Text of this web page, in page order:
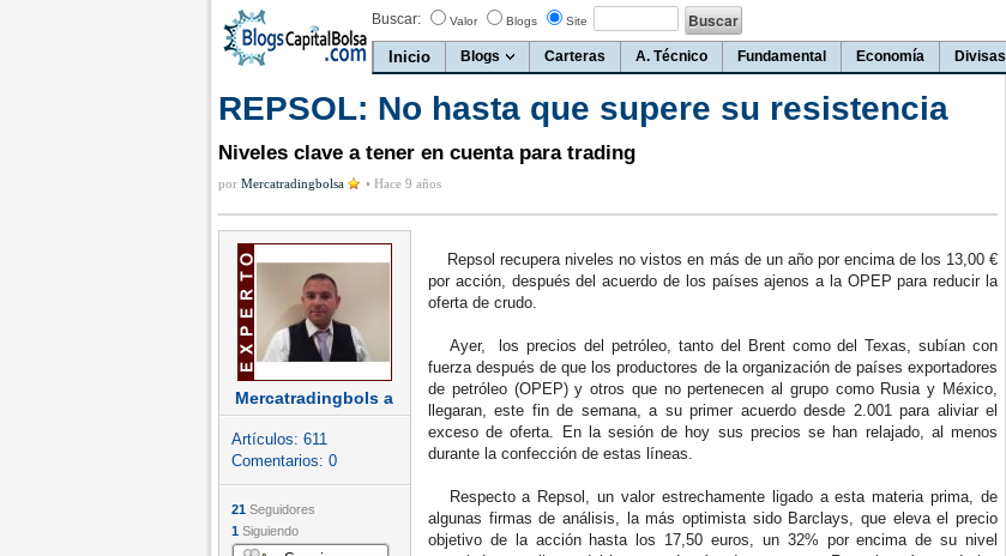
Buscar: Valor Blogs Site
Inicio Blogs Carteras A. Técnico Fundamental Economía Divisas
REPSOL: No hasta que supere su resistencia
Niveles clave a tener en cuenta para trading
por Mercatradingbolsa • Hace 9 años
Mercatradingbols a
Artículos: 611
Comentarios: 0
21 Seguidores
1 Siguiendo
Repsol recupera niveles no vistos en más de un año por encima de los 13,00 €
por acción, después del acuerdo de los países ajenos a la OPEP para reducir la
oferta de crudo.
Ayer, los precios del petróleo, tanto del Brent como del Texas, subían con
fuerza después de que los productores de la organización de países exportadores
de petróleo (OPEP) y otros que no pertenecen al grupo como Rusia y México,
llegaran, este fin de semana, a su primer acuerdo desde 2.001 para aliviar el
exceso de oferta. En la sesión de hoy sus precios se han relajado, al menos
durante la confección de estas líneas.
Respecto a Repsol, un valor estrechamente ligado a esta materia prima, de
algunas firmas de análisis, la más optimista sido Barclays, que eleva el precio
objetivo de la acción hasta los 17,50 euros, un 32% por encima de su nivel